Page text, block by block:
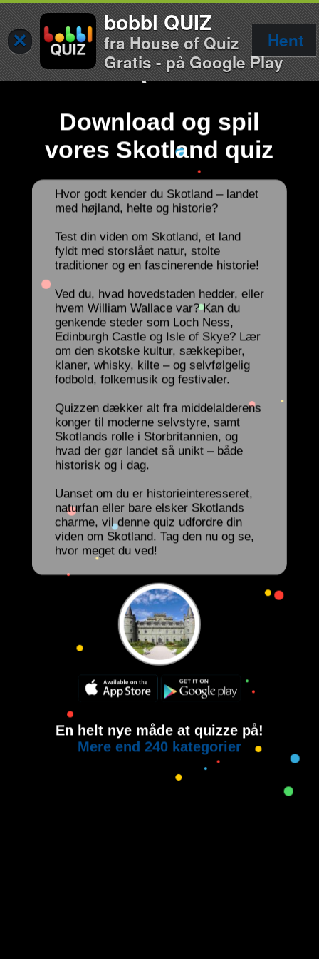
×
bobbl QUIZ
fra House of Quiz
Gratis - på Google Play
Hent
Download og spil
vores Skotland quiz
Hvor godt kender du Skotland – landet
med højland, helte og historie?
Test din viden om Skotland, et land
fyldt med storslået natur, stolte
traditioner og en fascinerende historie!
Ved du, hvad hovedstaden hedder, eller
hvem William Wallace var? Kan du
genkende steder som Loch Ness,
Edinburgh Castle og Isle of Skye? Lær
om den skotske kultur, sækkepiber,
klaner, whisky, kilte – og selvfølgelig
fodbold, folkemusik og festivaler.
Quizzen dækker alt fra middelalderens
konger til moderne selvstyre, samt
Skotlands rolle i Storbritannien, og
hvad der gør landet så unikt – både
historisk og i dag.
Uanset om du er historieinteresseret,
naturfan eller bare elsker Skotlands
charme, vil denne quiz udfordre din
viden om Skotland. Tag den nu og se,
hvor meget du ved!
En helt nye måde at quizze på!
Mere end 240 kategorier